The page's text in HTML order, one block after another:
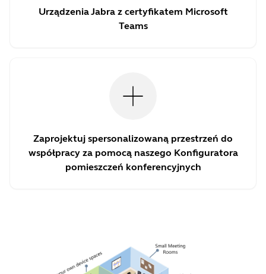
Urządzenia Jabra z certyfikatem Microsoft
Teams
Zaprojektuj spersonalizowaną przestrzeń do
współpracy za pomocą naszego Konfiguratora
pomieszczeń konferencyjnych